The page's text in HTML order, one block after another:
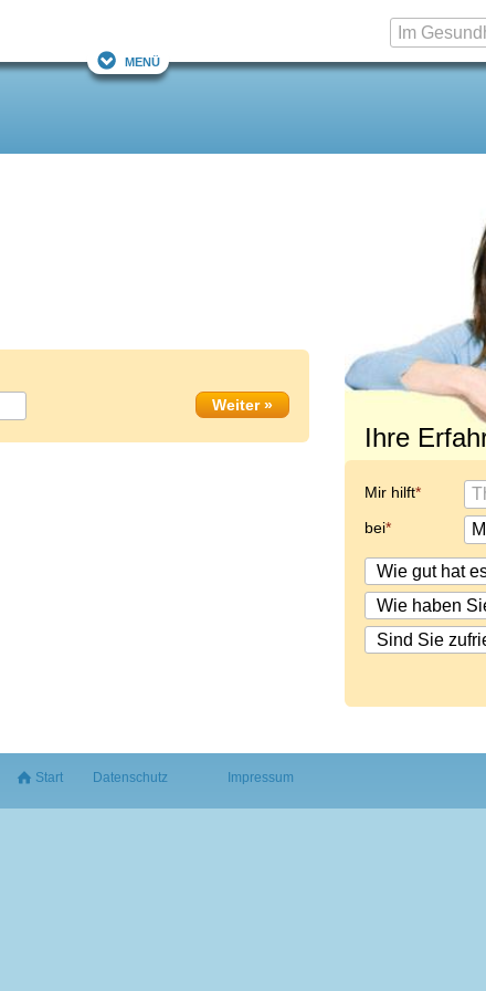
Menü
Ihre
Mir hilft
bei
Start Datenschutz Impressum